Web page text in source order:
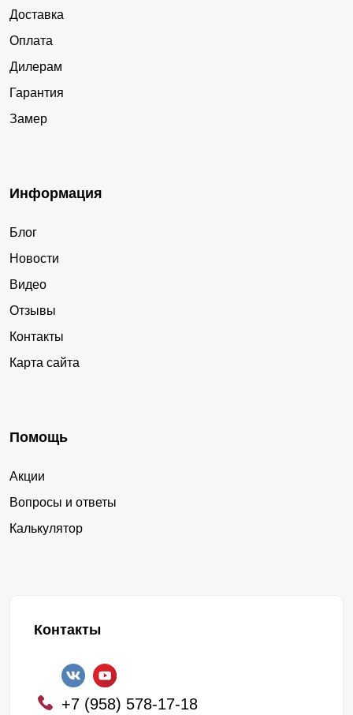
Доставка
Оплата
Дилерам
Гарантия
Замер
Информация
Блог
Новости
Видео
Отзывы
Контакты
Карта сайта
Помощь
Акции
Вопросы и ответы
Калькулятор
Контакты
+7 (958) 578-17-18